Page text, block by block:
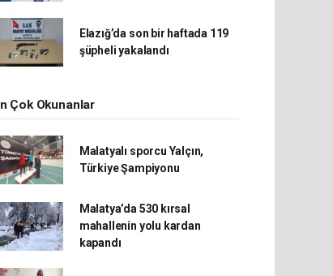
Elazığ’da son bir haftada 119
şüpheli yakalandı
Çok Okunanlar
Malatyalı sporcu Yalçın,
Türkiye Şampiyonu
Malatya’da 530 kırsal
mahallenin yolu kardan
kapandı